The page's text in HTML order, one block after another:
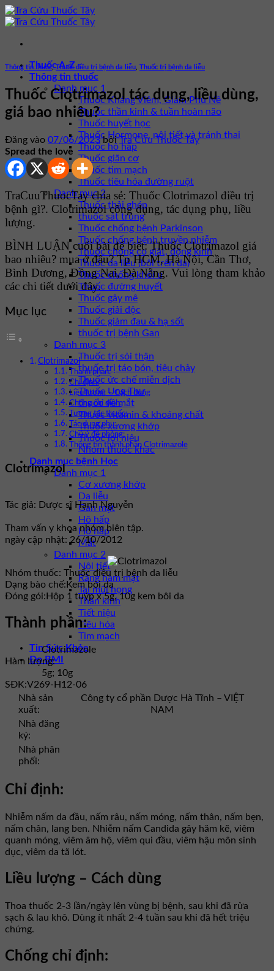
Bỏ
qua
dung
Thuốc A-Z
Thông tin thuốc
Danh mục 1
Thuốc Kháng Viêm, Giảm Phù Nề
Thuốc thần kinh & tuần hoàn não
Thuốc huyết học
Thuốc Hormone, nội tiết và tránh thai
Thuốc hô hấp
Thuốc giãn cơ
Thuốc tim mạch
Thuốc tiêu hóa đường ruột
Danh mục 2
Thuốc thải ghép
thuốc sát trùng
Thuốc chống bệnh Parkinson
Thuốc chống bệnh truyền nhiễm
Thuốc chống co giật, động kinh
Thuốc da liễu (bôi trên da)
Thuốc chống khối u
Thuốc đường huyết
Thuốc gây mê
Thuốc giải độc
Thuốc giảm đau & hạ sốt
thuốc trị bệnh Gan
Danh mục 3
Thuốc trị sỏi thận
thuốc trị táo bón, tiêu chảy
Thuốc ức chế miễn dịch
Thuốc Ung Thư
thuốc về mắt
Thuốc vitamin & khoáng chất
Thuốc xương khớp
Thuốc lợi niệu
Nhóm thuốc khác
Danh mục bệnh Học
Danh mục 1
Cơ xương khớp
Da liễu
Gan mật
Hô hấp
Hô hấp
Mắt
Danh mục 2
Nội tiết
Răng hàm mặt
Tai mũi họng
Thần kinh
Tiết niệu
Tiêu hóa
Tim mạch
Tin Sức Khỏe
Đo BMI
Thông tin thuốc,Thuốc điều trị bệnh da liễu Thuốc trị bệnh da liễu
Thuốc Clotrimazol tác dụng, liều dùng,
giá bao nhiêu?
Đăng vào 07/06/2023 bởiTra Cứu Thuốc Tây
Spread the love
TraCuuThuocTay chia sẻ: Thuốc Clotrimazol điều trị
bệnh gì?. Clotrimazol công dụng, tác dụng phụ, liều
lượng.
BÌNH LUẬN cuối bài để biết: Thuốc Clotrimazol giá
bao nhiêu? mua ở đâu? Tp HCM, Hà Nội, Cần Thơ,
Bình Dương, Đồng Nai, Đà Nẵng. Vui lòng tham khảo
các chi tiết dưới đây.
Mục lục
Clotrimazol
Thành phần:
Chỉ định:
Liều lượng – Cách dùng
Chống chỉ định:
Tương tác thuốc:
Tác dụng phụ:
Chú ý đề phòng:
Thông tin thành phần Clotrimazole
Clotrimazol
Tác giả: Dược sĩ Hạnh Nguyễn
Tham vấn y khoa nhóm biên tập.
ngày cập nhật: 26/10/2012
Nhóm thuốc: Thuốc điều trị bệnh da liễu
Dạng bào chế: Kem bôi da
Đóng gói: Hộp 1 tuýp x 5g, 10g kem bôi da
Thành phần:
Clotrimazole
Hàm lượng:
5g; 10g
SĐK:V269-H12-06
Nhà sản
xuất:
Công ty cổ phần Dược Hà Tĩnh – VIỆT
NAM
Nhà đăng
ký:
Nhà phân
phối:
Chỉ định:
Nhiễm nấm da đầu, nấm râu, nấm móng, nấm thân, nấm bẹn,
nấm chân, lang ben. Nhiễm nấm Candida gây hăm kẽ, viêm
quanh móng, viêm âm hộ, viêm qui đầu, viêm hậu môn sinh
dục, viêm da tã lót.
Liều lượng – Cách dùng
Thoa thuốc 2-3 lần/ngày lên vùng bị bệnh, sau khi đã rửa
sạch & lau khô. Dùng ít nhất 2-4 tuần sau khi đã hết triệu
chứng.
Chống chỉ định: